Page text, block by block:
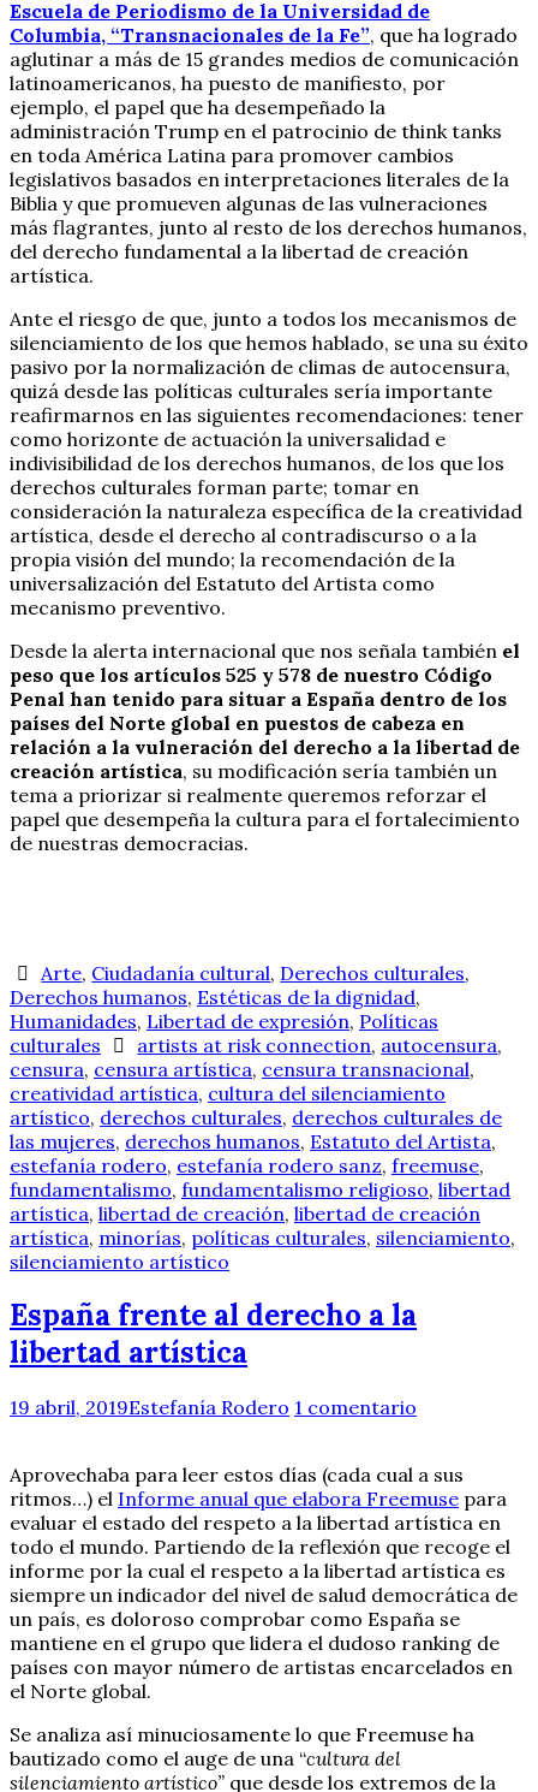
Escuela de Periodismo de la Universidad de
Columbia, “Transnacionales de la Fe”, que ha logrado
aglutinar a más de 15 grandes medios de comunicación
latinoamericanos, ha puesto de manifiesto, por
ejemplo, el papel que ha desempeñado la
administración Trump en el patrocinio de think tanks
en toda América Latina para promover cambios
legislativos basados en interpretaciones literales de la
Biblia y que promueven algunas de las vulneraciones
más flagrantes, junto al resto de los derechos humanos,
del derecho fundamental a la libertad de creación
artística.
Ante el riesgo de que, junto a todos los mecanismos de
silenciamiento de los que hemos hablado, se una su éxito
pasivo por la normalización de climas de autocensura,
quizá desde las políticas culturales sería importante
reafirmarnos en las siguientes recomendaciones: tener
como horizonte de actuación la universalidad e
indivisibilidad de los derechos humanos, de los que los
derechos culturales forman parte; tomar en
consideración la naturaleza específica de la creatividad
artística, desde el derecho al contradiscurso o a la
propia visión del mundo; la recomendación de la
universalización del Estatuto del Artista como
mecanismo preventivo.
Desde la alerta internacional que nos señala también el
peso que los artículos 525 y 578 de nuestro Código
Penal han tenido para situar a España dentro de los
países del Norte global en puestos de cabeza en
relación a la vulneración del derecho a la libertad de
creación artística, su modificación sería también un
tema a priorizar si realmente queremos reforzar el
papel que desempeña la cultura para el fortalecimiento
de nuestras democracias.
Arte, Ciudadanía cultural, Derechos culturales,
Derechos humanos, Estéticas de la dignidad,
Humanidades, Libertad de expresión, Políticas
culturales
artists at risk connection, autocensura,
censura, censura artística, censura transnacional,
creatividad artística, cultura del silenciamiento
artístico, derechos culturales, derechos culturales de
las mujeres, derechos humanos, Estatuto del Artista,
estefanía rodero, estefanía rodero sanz, freemuse,
fundamentalismo, fundamentalismo religioso, libertad
artística, libertad de creación, libertad de creación
artística, minorías, políticas culturales, silenciamiento,
silenciamiento artístico
España frente al derecho a la
libertad artística
19 abril, 2019Estefanía Rodero 1 comentario
Aprovechaba para leer estos días (cada cual a sus
ritmos…) el Informe anual que elabora Freemuse para
evaluar el estado del respeto a la libertad artística en
todo el mundo. Partiendo de la reflexión que recoge el
informe por la cual el respeto a la libertad artística es
siempre un indicador del nivel de salud democrática de
un país, es doloroso comprobar como España se
mantiene en el grupo que lidera el dudoso ranking de
países con mayor número de artistas encarcelados en
el Norte global.
Se analiza así minuciosamente lo que Freemuse ha
bautizado como el auge de una “cultura del
silenciamiento artístico” que desde los extremos de la